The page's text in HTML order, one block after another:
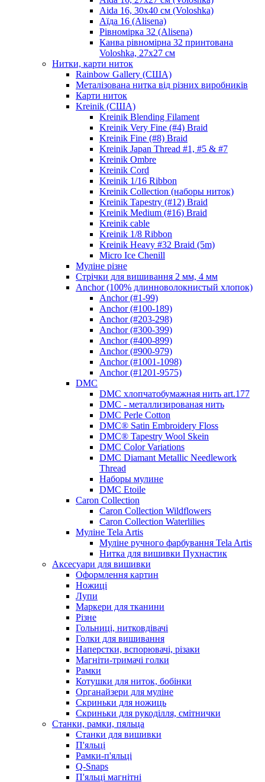
Aida 16, 30х40 см (Voloshka)
Аїда 16 (Alisena)
Рівномірка 32 (Alisena)
Канва рівномірна 32 принтована
Voloshka, 27х27 см
Нитки, карти ниток
Rainbow Gallery (США)
Металізована нитка від різних виробників
Карти ниток
Kreinik (США)
Kreinik Blending Filament
Kreinik Very Fine (#4) Braid
Kreinik Fine (#8) Braid
Kreinik Japan Thread #1, #5 & #7
Kreinik Ombre
Kreinik Cord
Kreinik 1/16 Ribbon
Kreinik Collection (наборы ниток)
Kreinik Tapestry (#12) Braid
Kreinik Medium (#16) Braid
Kreinik cable
Kreinik 1/8 Ribbon
Kreinik Heavy #32 Braid (5m)
Micro Ice Chenill
Муліне різне
Стрічки для вишивання 2 мм, 4 мм
Anchor (100% длинноволокнистый хлопок)
Anchor (#1-99)
Anchor (#100-189)
Anchor (#203-298)
Anchor (#300-399)
Anchor (#400-899)
Anchor (#900-979)
Anchor (#1001-1098)
Anchor (#1201-9575)
DMC
DMC хлопчатобумажная нить art.177
DMC - металлизированая нить
DMC Perle Cotton
DMC® Satin Embroidery Floss
DMC® Tapestry Wool Skein
DMC Color Variations
DMC Diamant Metallic Needlework
Thread
Наборы мулине
DMC Etoile
Caron Collection
Caron Collection Wildflowers
Caron Collection Waterlilies
Муліне Tela Artis
Муліне ручного фарбування Tela Artis
Нитка для вишивки Пухнастик
Аксесуари для вишивки
Оформлення картин
Ножиці
Лупи
Маркери для тканини
Різне
Гольниці, нитковдівачі
Голки для вишивання
Наперстки, вспорювачі, різаки
Магніти-тримачі голки
Рамки
Котушки для ниток, бобінки
Органайзери для муліне
Скриньки для ножиць
Скриньки для рукоділля, смітнички
Станки, рамки, пяльца
Станки для вишивки
П'яльці
Рамки-п'яльці
Q-Snaps
П'яльці магнітні